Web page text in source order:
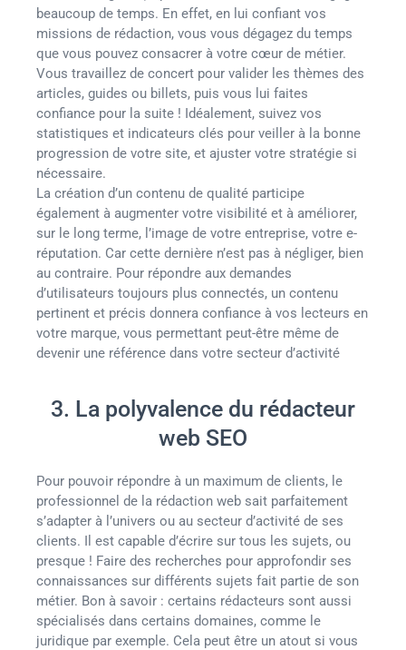
beaucoup de temps. En effet, en lui confiant vos
missions de rédaction, vous vous dégagez du temps
que vous pouvez consacrer à votre cœur de métier.
Vous travaillez de concert pour valider les thèmes des
articles, guides ou billets, puis vous lui faites
confiance pour la suite ! Idéalement, suivez vos
statistiques et indicateurs clés pour veiller à la bonne
progression de votre site, et ajuster votre stratégie si
nécessaire.
La création d’un contenu de qualité participe
également à augmenter votre visibilité et à améliorer,
sur le long terme, l’image de votre entreprise, votre e-
réputation. Car cette dernière n’est pas à négliger, bien
au contraire. Pour répondre aux demandes
d’utilisateurs toujours plus connectés, un contenu
pertinent et précis donnera confiance à vos lecteurs en
votre marque, vous permettant peut-être même de
devenir une référence dans votre secteur d’activité
3. La polyvalence du rédacteur
web SEO
Pour pouvoir répondre à un maximum de clients, le
professionnel de la rédaction web sait parfaitement
s’adapter à l’univers ou au secteur d’activité de ses
clients. Il est capable d’écrire sur tous les sujets, ou
presque ! Faire des recherches pour approfondir ses
connaissances sur différents sujets fait partie de son
métier. Bon à savoir : certains rédacteurs sont aussi
spécialisés dans certains domaines, comme le
juridique par exemple. Cela peut être un atout si vous